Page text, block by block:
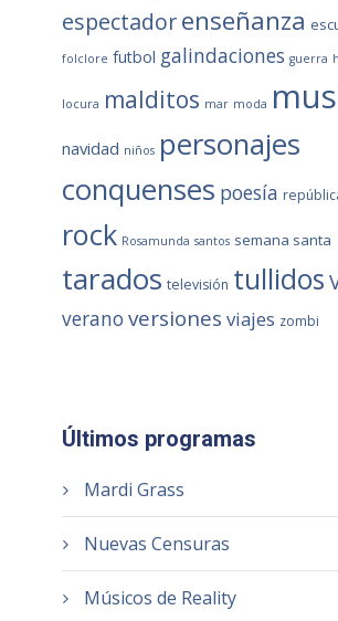
espectador enseñanza
folclore futbol galindaciones guerra
locura malditos mar moda
navidad niños personajes
conquenses poesía
rock Rosamunda santos semana santa
tarados televisión tullidos
verano versiones viajes zombi
Últimos programas
Mardi Grass
Nuevas Censuras
Músicos de Reality